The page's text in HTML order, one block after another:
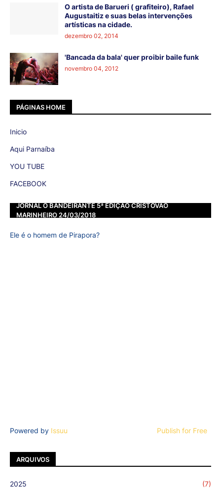
O artista de Barueri ( grafiteiro), Rafael
Augustaitiz e suas belas intervenções
artísticas na cidade.
dezembro 02, 2014
'Bancada da bala' quer proibir baile funk
novembro 04, 2012
PÁGINAS HOME
Inicio
Aqui Parnaíba
YOU TUBE
FACEBOOK
JORNAL O BANDEIRANTE 5ª EDIÇÃO CRISTOVÃO
MARINHEIRO 24/03/2018
Ele é o homem de Pirapora?
Powered by Issuu Publish for Free
ARQUIVOS
2025 (7)